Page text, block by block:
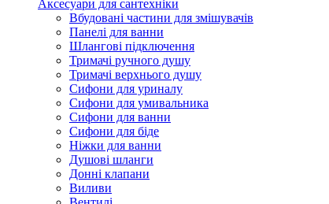
Аксесуари для сантехніки
Вбудовані частини для змішувачів
Панелі для ванни
Шлангові підключення
Тримачі ручного душу
Тримачі верхнього душу
Сифони для уриналу
Сифони для умивальника
Сифони для ванни
Сифони для біде
Ніжки для ванни
Душові шланги
Донні клапани
Виливи